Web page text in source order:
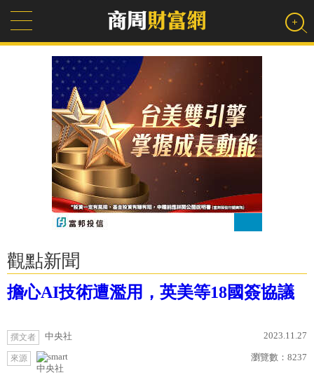
觀點新聞
擔心AI技術遭濫用，英美等18國簽協議
撰文者 中央社 2023.11.27
來源
中央社
瀏覽數： 8237